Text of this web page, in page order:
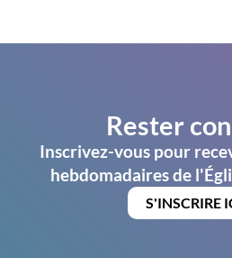
Rester
Inscrivez-vous pour
hebdomadaires de
S'INSCRIRE